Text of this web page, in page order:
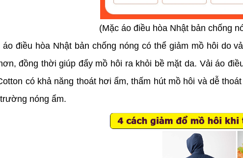
(Mặc áo điều hòa Nhật bản chống
áo điều hòa Nhật bản chống nóng có thể giảm mồ hôi do
đồng thời giúp đẩy mồ hôi ra khỏi bề mặt da. Vải áo
có khả năng thoát hơi ẩm, thấm hút mồ hôi và dễ
nóng ẩm.